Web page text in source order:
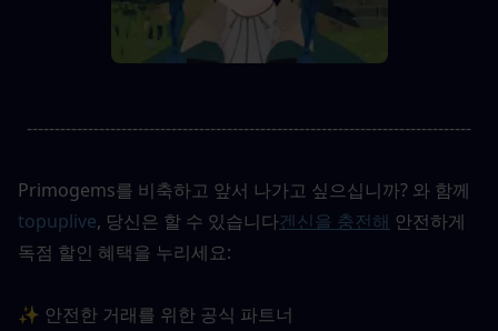
--------------------------------------------------------------------------------
Primogems를 비축하고 앞서 나가고 싶으십니까? 와 함께
topuplive, 당신은 할 수 있습니다겐신을 충전해 안전하게
독점 할인 혜택을 누리세요:
✨ 안전한 거래를 위한 공식 파트너